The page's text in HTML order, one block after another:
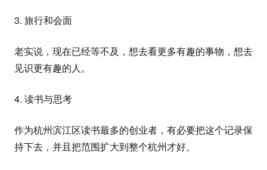
3. 旅行和会面
老实说，现在已经等不及，想去看更多有趣的事物，想去
见识更有趣的人。
4. 读书与思考
作为杭州滨江区读书最多的创业者，有必要把这个记录保
持下去，并且把范围扩大到整个杭州才好。